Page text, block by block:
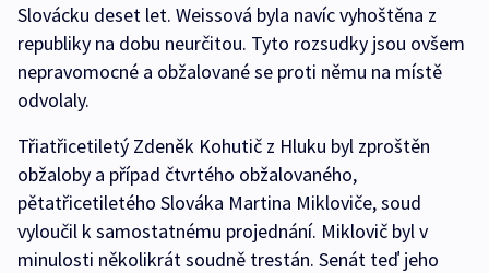
Slovácku deset let. Weissová byla navíc vyhoštěna z
republiky na dobu neurčitou. Tyto rozsudky jsou ovšem
nepravomocné a obžalované se proti němu na místě
odvolaly.
Třiatřicetiletý Zdeněk Kohutič z Hluku byl zproštěn
obžaloby a případ čtvrtého obžalovaného,
pětatřicetiletého Slováka Martina Mikloviče, soud
vyloučil k samostatnému projednání. Miklovič byl v
minulosti několikrát soudně trestán. Senát teď jeho